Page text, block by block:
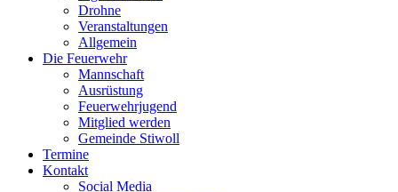
Drohne
Veranstaltungen
Allgemein
Die Feuerwehr
Mannschaft
Ausrüstung
Feuerwehrjugend
Mitglied werden
Gemeinde Stiwoll
Termine
Kontakt
Social Media